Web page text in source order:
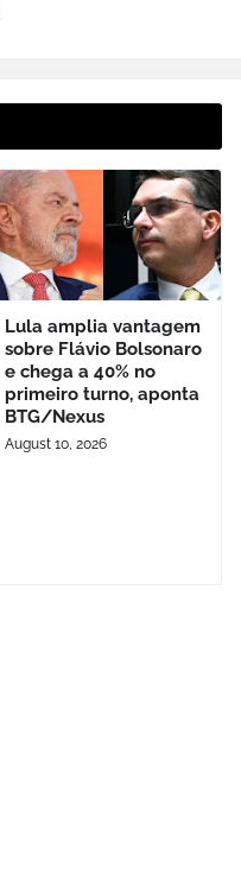
Lula amplia vantagem
sobre Flávio Bolsonaro
e chega a 40% no
primeiro turno, aponta
BTG/Nexus
August 10, 2026